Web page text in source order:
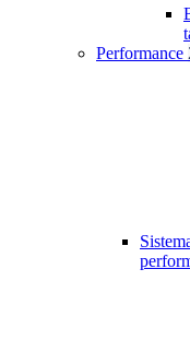
Performance